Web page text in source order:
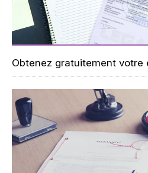
Obtenez gratuitement votre